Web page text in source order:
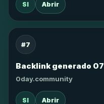
SI Abrir
#7
Backlink generado 07
0day.community
SI Abrir